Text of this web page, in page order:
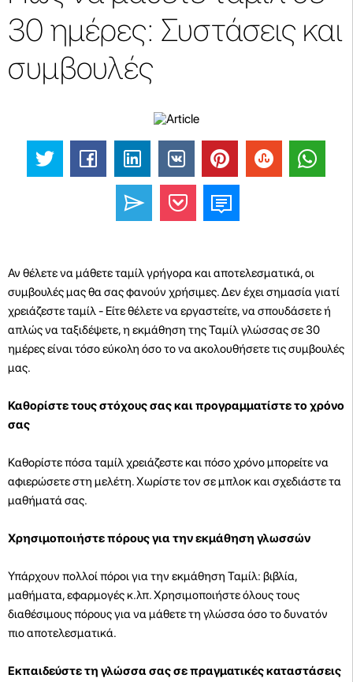
30 ημέρες: Συστάσεις και
συμβουλές
Αν θέλετε να μάθετε ταμίλ γρήγορα και αποτελεσματικά, οι
συμβουλές μας θα σας φανούν χρήσιμες. Δεν έχει σημασία γιατί
χρειάζεστε ταμίλ - Είτε θέλετε να εργαστείτε, να σπουδάσετε ή
απλώς να ταξιδέψετε, η εκμάθηση της Ταμίλ γλώσσας σε 30
ημέρες είναι τόσο εύκολη όσο το να ακολουθήσετε τις συμβουλές
μας.
Καθορίστε τους στόχους σας και προγραμματίστε το χρόνο
σας
Καθορίστε πόσα ταμίλ χρειάζεστε και πόσο χρόνο μπορείτε να
αφιερώσετε στη μελέτη. Χωρίστε τον σε μπλοκ και σχεδιάστε τα
μαθήματά σας.
Χρησιμοποιήστε πόρους για την εκμάθηση γλωσσών
Υπάρχουν πολλοί πόροι για την εκμάθηση Ταμίλ: βιβλία,
μαθήματα, εφαρμογές κ.λπ. Χρησιμοποιήστε όλους τους
διαθέσιμους πόρους για να μάθετε τη γλώσσα όσο το δυνατόν
πιο αποτελεσματικά.
Εκπαιδεύστε τη γλώσσα σας σε πραγματικές καταστάσεις